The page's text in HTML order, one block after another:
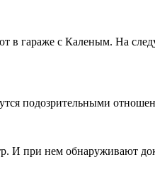
в гараже с Каленым. На
подозрительными
И при нем обнаруживают